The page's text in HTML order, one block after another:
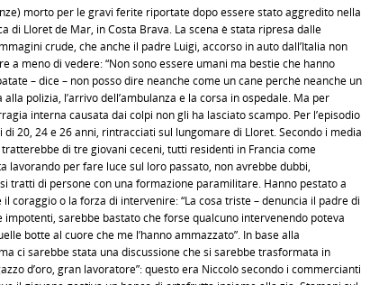
morto per le gravi ferite riportate dopo essere stato aggredito nella
di Lloret de Mar, in Costa Brava. La scena è stata ripresa dalle
crude, che anche il padre Luigi, accorso in auto dall’Italia non
a meno di vedere: “Non sono essere umani ma bestie che hanno
– dice – non posso dire neanche come un cane perché neanche un
polizia, l’arrivo dell’ambulanza e la corsa in ospedale. Ma per
interna causata dai colpi non gli ha lasciato scampo. Per l’episodio
20, 24 e 26 anni, rintracciati sul lungomare di Lloret. Secondo i media
di tre giovani ceceni, tutti residenti in Francia come
lavorando per fare luce sul loro passato, non avrebbe dubbi,
tratti di persone con una formazione paramilitare. Hanno pestato a
coraggio o la forza di intervenire: “La cosa triste – denuncia il padre di
sarebbe bastato che forse qualcuno intervenendo poteva
botte al cuore che me l’hanno ammazzato”. In base alla
ci sarebbe stata una discussione che si sarebbe trasformata in
d’oro, gran lavoratore”: questo era Niccolò secondo i commercianti